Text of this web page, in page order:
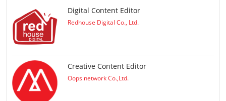
Digital Content Editor
Redhouse Digital Co., Ltd.
Creative Content Editor
Oops network Co.,Ltd.